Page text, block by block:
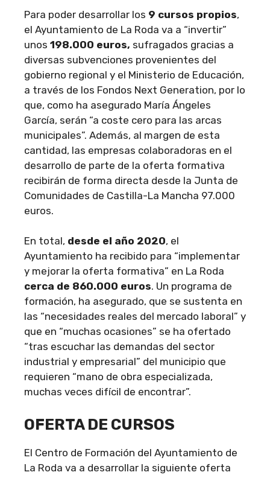
Para poder desarrollar los 9 cursos propios,
el Ayuntamiento de La Roda va a “invertir”
unos 198.000 euros, sufragados gracias a
diversas subvenciones provenientes del
gobierno regional y el Ministerio de Educación,
a través de los Fondos Next Generation, por lo
que, como ha asegurado María Ángeles
García, serán “a coste cero para las arcas
municipales”. Además, al margen de esta
cantidad, las empresas colaboradoras en el
desarrollo de parte de la oferta formativa
recibirán de forma directa desde la Junta de
Comunidades de Castilla-La Mancha 97.000
euros.
En total, desde el año 2020, el
Ayuntamiento ha recibido para “implementar
y mejorar la oferta formativa” en La Roda
cerca de 860.000 euros. Un programa de
formación, ha asegurado, que se sustenta en
las “necesidades reales del mercado laboral” y
que en “muchas ocasiones” se ha ofertado
“tras escuchar las demandas del sector
industrial y empresarial” del municipio que
requieren “mano de obra especializada,
muchas veces difícil de encontrar”.
OFERTA DE CURSOS
El Centro de Formación del Ayuntamiento de
La Roda va a desarrollar la siguiente oferta